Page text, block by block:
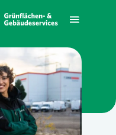
Loading...
Schließen